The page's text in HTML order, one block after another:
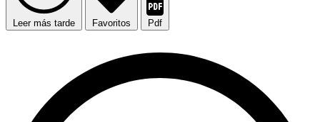
Leer más tarde Favoritos Pdf